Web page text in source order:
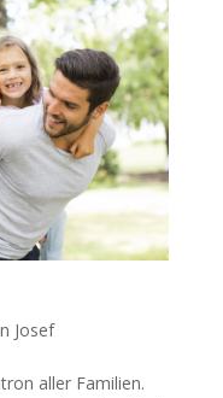
Josef
aller Familien.